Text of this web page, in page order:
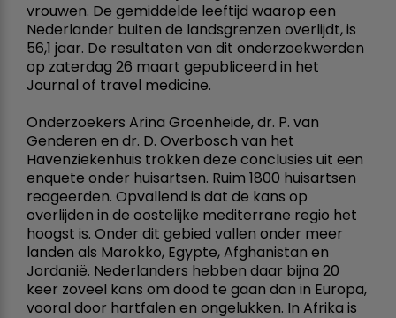
vrouwen. De gemiddelde leeftijd waarop een
Nederlander buiten de landsgrenzen overlijdt, is
56,1 jaar. De resultaten van dit onderzoekwerden
op zaterdag 26 maart gepubliceerd in het
Journal of travel medicine.
Onderzoekers Arina Groenheide, dr. P. van
Genderen en dr. D. Overbosch van het
Havenziekenhuis trokken deze conclusies uit een
enquete onder huisartsen. Ruim 1800 huisartsen
reageerden. Opvallend is dat de kans op
overlijden in de oostelijke mediterrane regio het
hoogst is. Onder dit gebied vallen onder meer
landen als Marokko, Egypte, Afghanistan en
Jordanië. Nederlanders hebben daar bijna 20
keer zoveel kans om dood te gaan dan in Europa,
vooral door hartfalen en ongelukken. In Afrika is